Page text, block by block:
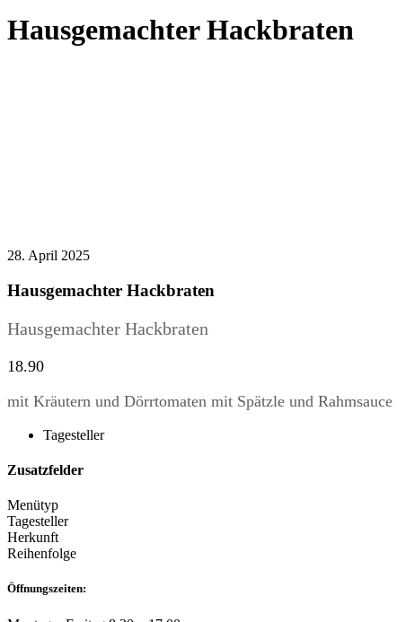
Hausgemachter Hackbraten
28. April 2025
Hausgemachter Hackbraten
Hausgemachter Hackbraten
18.90
mit Kräutern und Dörrtomaten mit Spätzle und Rahmsauce
Tagesteller
Zusatzfelder
Menütyp
Tagesteller
Herkunft
Reihenfolge
Öffnungszeiten: